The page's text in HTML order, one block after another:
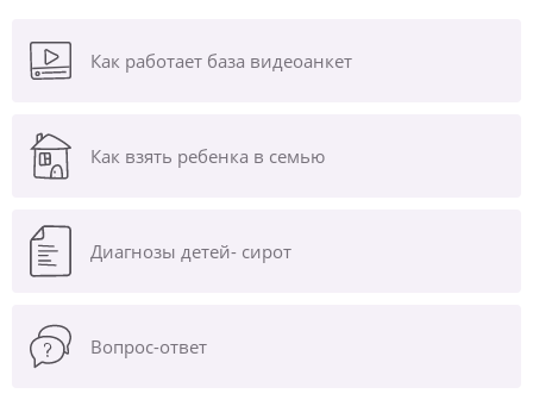
Как работает база видеоанкет
Как взять ребенка в семью
Диагнозы детей- сирот
Вопрос-ответ